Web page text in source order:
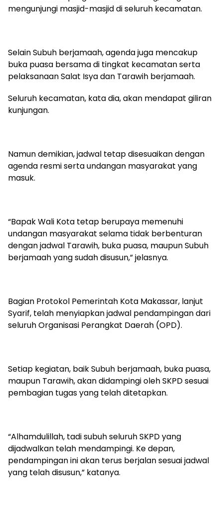
mengunjungi masjid-masjid di seluruh kecamatan.
Selain Subuh berjamaah, agenda juga mencakup
buka puasa bersama di tingkat kecamatan serta
pelaksanaan Salat Isya dan Tarawih berjamaah.
Seluruh kecamatan, kata dia, akan mendapat giliran
kunjungan.
Namun demikian, jadwal tetap disesuaikan dengan
agenda resmi serta undangan masyarakat yang
masuk.
“Bapak Wali Kota tetap berupaya memenuhi
undangan masyarakat selama tidak berbenturan
dengan jadwal Tarawih, buka puasa, maupun Subuh
berjamaah yang sudah disusun,” jelasnya.
Bagian Protokol Pemerintah Kota Makassar, lanjut
Syarif, telah menyiapkan jadwal pendampingan dari
seluruh Organisasi Perangkat Daerah (OPD).
Setiap kegiatan, baik Subuh berjamaah, buka puasa,
maupun Tarawih, akan didampingi oleh SKPD sesuai
pembagian tugas yang telah ditetapkan.
“Alhamdulillah, tadi subuh seluruh SKPD yang
dijadwalkan telah mendampingi. Ke depan,
pendampingan ini akan terus berjalan sesuai jadwal
yang telah disusun,” katanya.